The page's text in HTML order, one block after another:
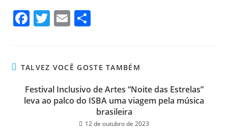
Fa
ok
T
er
E
TALVEZ VOCÊ GOSTE TAMBÉM
Festival Inclusivo de Artes “Noite das Estrelas”
leva ao palco do ISBA uma viagem pela música
brasileira
12 de outubro de 2023